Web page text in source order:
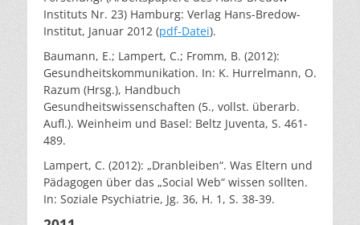
Instituts Nr. 23) Hamburg: Verlag Hans-Bredow-
Institut, Januar 2012 (pdf-Datei).
Baumann, E.; Lampert, C.; Fromm, B. (2012):
Gesundheitskommunikation. In: K. Hurrelmann, O.
Razum (Hrsg.), Handbuch
Gesundheitswissenschaften (5., vollst. überarb.
Aufl.). Weinheim und Basel: Beltz Juventa, S. 461-
489.
Lampert, C. (2012): „Dranbleiben“. Was Eltern und
Pädagogen über das „Social Web“ wissen sollten.
In: Soziale Psychiatrie, Jg. 36, H. 1, S. 38-39.